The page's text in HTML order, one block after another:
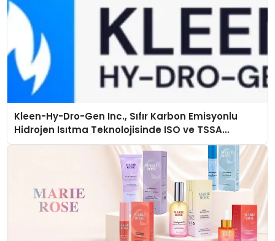
Kleen-Hy-Dro-Gen Inc., Sıfır Karbon Emisyonlu
Hidrojen Isıtma Teknolojisinde ISO ve TSSA
Düzenleyici Onaylarını Aldı